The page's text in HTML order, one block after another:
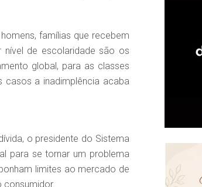
famílias que recebem
de escolaridade são os
global, para as classes
a inadimplência acaba
o presidente do Sistema
para se tornar um problema
limites ao mercado de
consumidor.